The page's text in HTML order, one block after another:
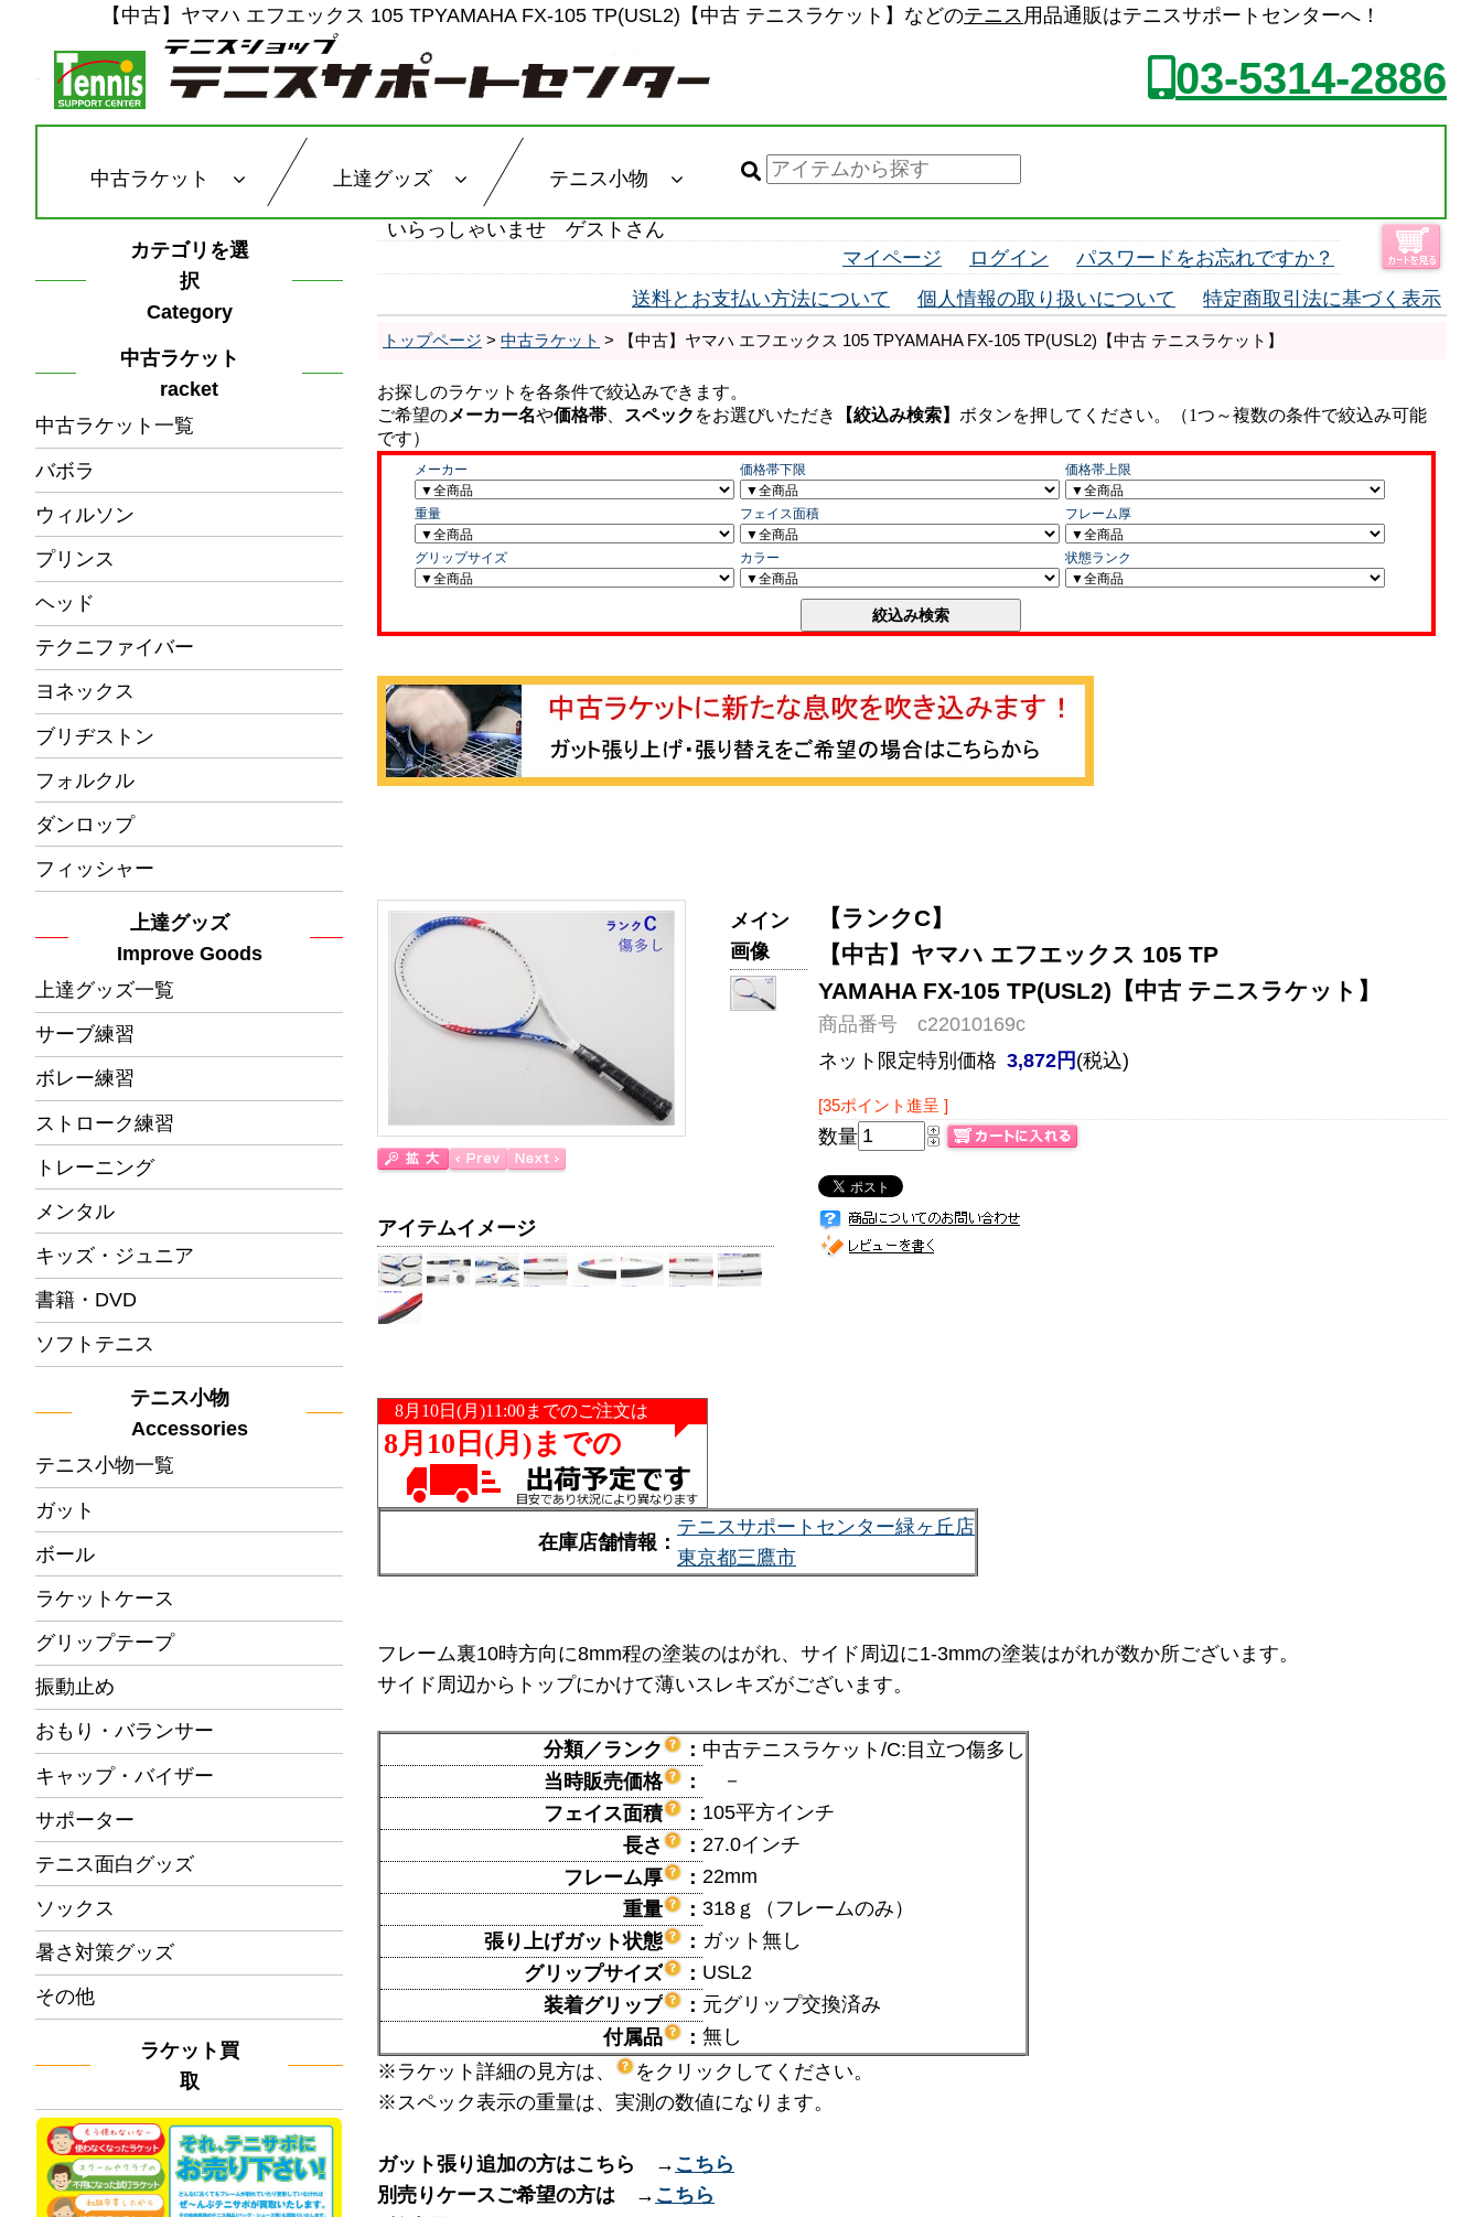
【中古】ヤマハ エフエックス 105 TPYAMAHA FX-105 TP(USL2)【中古 テニスラケット】などのテニス用品通販はテニスサポートセンターへ！
03-5314-2886
中古ラケット 上達グッズ テニス小物
カテゴリを選
択
Category
中古ラケット
racket
中古ラケット一覧
バボラ
ウィルソン
プリンス
ヘッド
テクニファイバー
ヨネックス
ブリヂストン
フォルクル
ダンロップ
フィッシャー
上達グッズ
Improve Goods
上達グッズ一覧
サーブ練習
ボレー練習
ストローク練習
トレーニング
メンタル
キッズ・ジュニア
書籍・DVD
ソフトテニス
テニス小物
Accessories
テニス小物一覧
ガット
ボール
ラケットケース
グリップテープ
振動止め
おもり・バランサー
キャップ・バイザー
サポーター
テニス面白グッズ
ソックス
暑さ対策グッズ
その他
ラケット買
取
いらっしゃいませ ゲストさん
マイページ
ログイン
パスワードをお忘れですか？
送料とお支払い方法について
個人情報の取り扱いについて 特定商取引法に基づく表示
トップページ > 中古ラケット > 【中古】ヤマハ エフエックス 105 TPYAMAHA FX-105 TP(USL2)【中古 テニスラケット】
【ランクC】
【中古】ヤマハ エフエックス 105 TP
YAMAHA FX-105 TP(USL2)【中古 テニスラケット】
商品番号 c22010169c
ネット限定特別価格 3,872円 (税込)
[35ポイント進呈 ]
数量
メイン
画像
アイテムイメージ
在庫店舗情報：
テニスサポートセンター緑ヶ丘店
東京都三鷹市
フレーム裏10時方向に8mm程の塗装のはがれ、サイド周辺に1-3mmの塗装はがれが数か所ございます。
サイド周辺からトップにかけて薄いスレキズがございます。
分類／ランク ： 中古テニスラケット/C:目立つ傷多し
当時販売価格
：
－
フェイス面積
： 105平方インチ
長さ
： 27.0インチ
フレーム厚
： 22mm
重量
： 318ｇ（フレームのみ）
張り上げガット状態
： ガット無し
グリップサイズ
： USL2
装着グリップ
： 元グリップ交換済み
付属品
： 無し
※ラケット詳細の見方は、
をクリックしてください。
※スペック表示の重量は、実測の数値になります。
ガット張り追加の方はこちら → こちら
別売りケースご希望の方は → こちら